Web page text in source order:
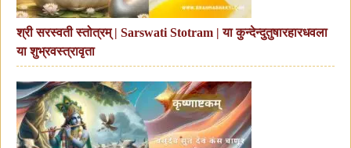
श्री सरस्वती स्तोत्रम् | Sarswati Stotram | या कुन्देन्दुतुषारहारधवला
या शुभ्रवस्त्रावृता